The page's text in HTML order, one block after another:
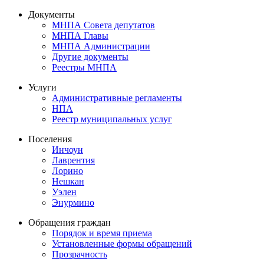
Документы
МНПА Совета депутатов
МНПА Главы
МНПА Администрации
Другие документы
Реестры МНПА
Услуги
Административные регламенты
НПА
Реестр муниципальных услуг
Поселения
Инчоун
Лаврентия
Лорино
Нешкан
Уэлен
Энурмино
Обращения граждан
Порядок и время приема
Установленные формы обращений
Прозрачность